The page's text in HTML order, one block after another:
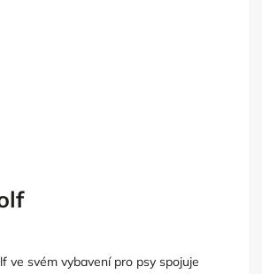
ve svém vybavení pro psy spojuje